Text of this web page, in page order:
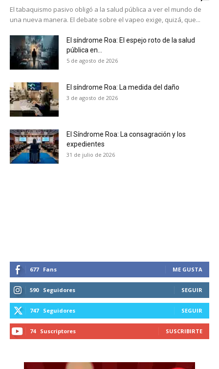
No te pierdas de las
últimas noticias
Suscríbete a nuestro boletín diario y
recibe todas las noticias del vapeo y la
reducción de daños en tu correo
electrónico.
Subscribe to our daily clipping and
tobacco harm reduction in your email.
El tabaquismo pasivo obligó a la salud pública a ver el mundo de
una nueva manera. El debate sobre el vapeo exige, quizá, que...
El síndrome Roa: El espejo roto de la salud
pública en...
5 de agosto de 2026
El síndrome Roa: La medida del daño
3 de agosto de 2026
El Síndrome Roa: La consagración y los
expedientes
31 de julio de 2026
677 Fans ME GUSTA
590 Seguidores SEGUIR
747 Seguidores SEGUIR
74 Suscriptores SUSCRIBIRTE